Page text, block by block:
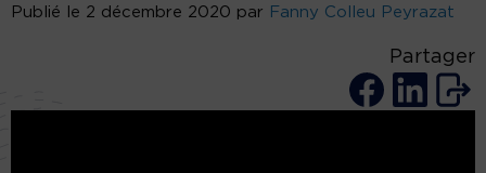
Publié le 2 décembre 2020 par Fanny Colleu Peyrazat
Partager